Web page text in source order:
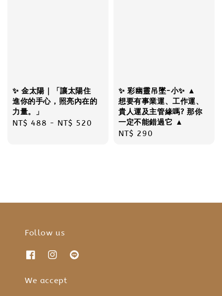
✨ 金太陽｜「讓太陽住
進你的手心，照亮內在的
力量。」
Regular
NT$ 488 - NT$ 520
✨ 彩幽靈吊墜-小✨ ▲
想要有事業運、工作運、
貴人運及主管緣嗎? 那你
一定不能錯過它 ▲
Regular
NT$ 290
Follow us
We accept